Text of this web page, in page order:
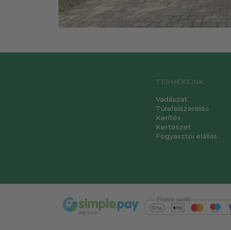
TERMÉKEINK
Vadászat
Túrafelszerelés
Kerítés
Kertészet
Fogyasztói elállás